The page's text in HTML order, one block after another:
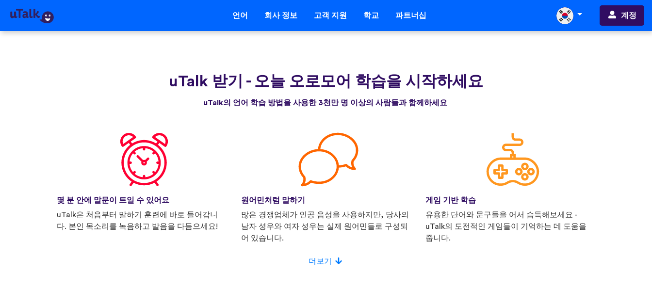
언어 회사 정보 고객 지원 학교 파트너십 계정
uTalk 받기 - 오늘 오로모어 학습을 시작하세요
uTalk의 언어 학습 방법을 사용한 3천만 명 이상의 사람들과 함께하세요
몇 분 안에 말문이 트일 수 있어요
uTalk은 처음부터 말하기 훈련에 바로 들어갑니
다. 본인 목소리를 녹음하고 발음을 다듬으세요!
원어민처럼 말하기
많은 경쟁업체가 인공 음성을 사용하지만, 당사의
남자 성우와 여자 성우는 실제 원어민들로 구성되
어 있습니다.
게임 기반 학습
유용한 단어와 문구들을 어서 습득해보세요 -
uTalk의 도전적인 게임들이 기억하는 데 도움을
줍니다.
더보기